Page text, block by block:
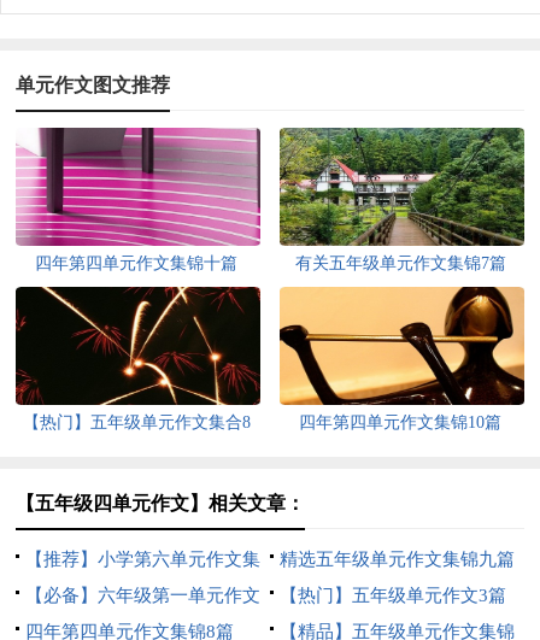
单元作文图文推荐
四年第四单元作文集锦十篇 有关五年级单元作文集锦7篇
【热门】五年级单元作文集合8
四年第四单元作文集锦10篇
【五年级四单元作文】相关文章：
【推荐】小学第六单元作文集
合十篇
精选五年级单元作文集锦九篇
【必备】六年级第一单元作文
汇总十篇
【热门】五年级单元作文3篇
四年第四单元作文集锦8篇
【精品】五年级单元作文集锦